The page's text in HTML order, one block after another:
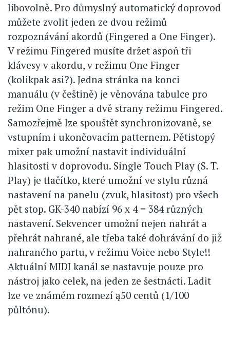
libovolně. Pro důmyslný automatický doprovod
můžete zvolit jeden ze dvou režimů
rozpoznávání akordů (Fingered a One Finger).
V režimu Fingered musíte držet aspoň tři
klávesy v akordu, v režimu One Finger
(kolikpak asi?). Jedna stránka na konci
manuálu (v češtině) je věnována tabulce pro
režim One Finger a dvě strany režimu Fingered.
Samozřejmě lze spouštět synchronizovaně, se
vstupním i ukončovacím patternem. Pětistopý
mixer pak umožní nastavit individuální
hlasitosti v doprovodu. Single Touch Play (S. T.
Play) je tlačítko, které umožní ve stylu různá
nastavení na panelu (zvuk, hlasitost) pro všech
pět stop. GK-340 nabízí 96 x 4 = 384 různých
nastavení. Sekvencer umožní nejen nahrát a
přehrát nahrané, ale třeba také dohrávání do již
nahraného partu, v režimu Voice nebo Style!!
Aktuální MIDI kanál se nastavuje pouze pro
nástroj jako celek, na jeden ze šestnácti. Ladit
lze ve známém rozmezí ą50 centů (1/100
půltónu).